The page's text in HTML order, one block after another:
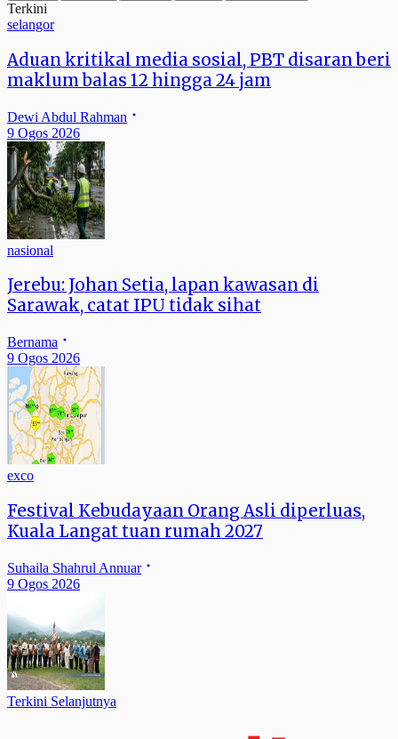
Terkini
selangor
Aduan kritikal media sosial, PBT disaran beri
maklum balas 12 hingga 24 jam
Dewi Abdul Rahman
9 Ogos 2026
nasional
Jerebu: Johan Setia, lapan kawasan di
Sarawak, catat IPU tidak sihat
Bernama
9 Ogos 2026
exco
Festival Kebudayaan Orang Asli diperluas,
Kuala Langat tuan rumah 2027
Suhaila Shahrul Annuar
9 Ogos 2026
Terkini Selanjutnya